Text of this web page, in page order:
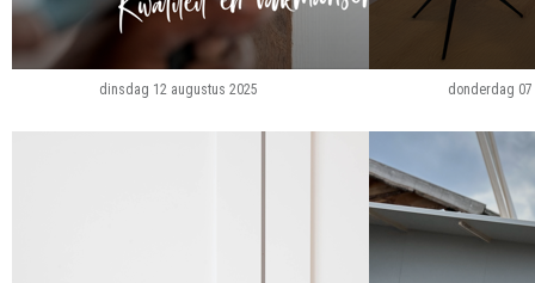
dinsdag 12 augustus 2025 donderdag